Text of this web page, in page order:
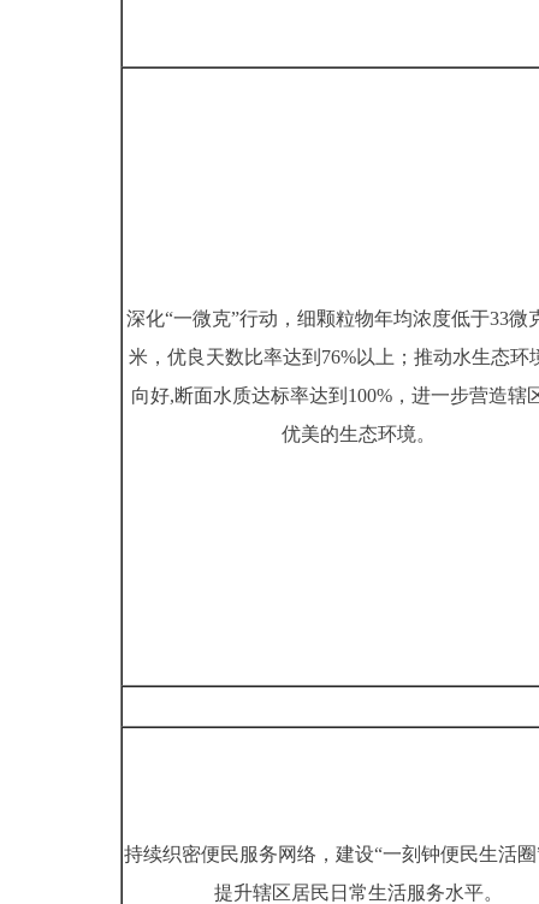
深化“一微克”行动，细颗粒物年均浓度低于33微
米，优良天数比率达到76%以上；推动水生态环
向好,断面水质达标率达到100%，进一步营造辖
优美的生态环境。
持续织密便民服务网络，建设“一刻钟便民生活圈
提升辖区居民日常生活服务水平。